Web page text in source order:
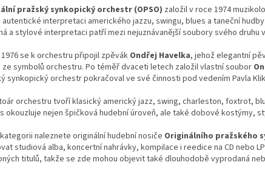
l
á
d
c
í
p
v
k
y
v
ý
p
pražský synkopický orchestr (OPSO) založil v roce 1974
autentické interpretaci amerického jazzu, swingu, blues a taneční
a stylové interpretaci patří mezi nejuznávanější soubory svého druhu
se k orchestru připojil zpěvák Ondřej Havelka, jehož elegantní
ze symbolů orchestru. Po téměř dvaceti letech založil vlastní soubor
synkopický orchestr pokračoval ve své činnosti pod vedením Pavla
orchestru tvoří klasický americký jazz, swing, charleston, foxtrot,
okouzluje nejen špičková hudební úroveň, ale také dobové kostýmy,
naleznete originální hudební nosiče Originálního pražského
studiová alba, koncertní nahrávky, kompilace i reedice na CD nebo
titulů, takže se zde mohou objevit také dlouhodobě vyprodaná